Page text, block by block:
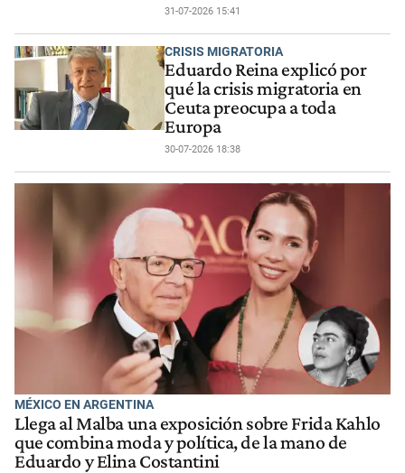
31-07-2026 15:41
CRISIS MIGRATORIA
Eduardo Reina explicó por
qué la crisis migratoria en
Ceuta preocupa a toda
Europa
30-07-2026 18:38
MÉXICO EN ARGENTINA
Llega al Malba una exposición sobre Frida Kahlo
que combina moda y política, de la mano de
Eduardo y Elina Costantini